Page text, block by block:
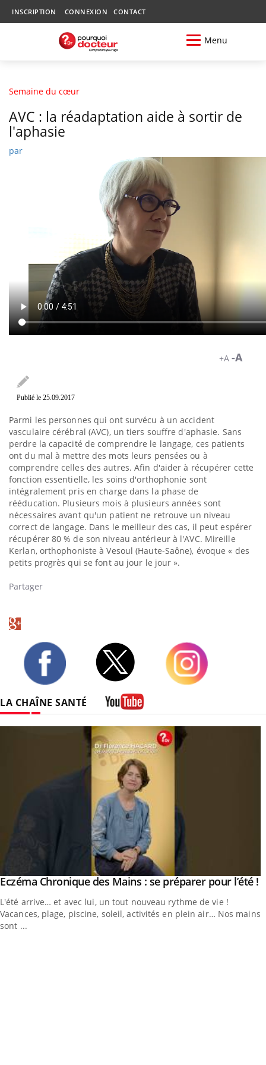
INSCRIPTION CONNEXION CONTACT
Menu
Semaine du cœur
AVC : la réadaptation aide à sortir de
l'aphasie
par
+A -A
Publié le 25.09.2017
Parmi les personnes qui ont survécu à un accident
vasculaire cérébral (AVC), un tiers souffre d'aphasie. Sans
perdre la capacité de comprendre le langage, ces patients
ont du mal à mettre des mots leurs pensées ou à
comprendre celles des autres. Afin d'aider à récupérer cette
fonction essentielle, les soins d'orthophonie sont
intégralement pris en charge dans la phase de
rééducation. Plusieurs mois à plusieurs années sont
nécessaires avant qu'un patient ne retrouve un niveau
correct de langage. Dans le meilleur des cas, il peut espérer
récupérer 80 % de son niveau antérieur à l'AVC. Mireille
Kerlan, orthophoniste à Vesoul (Haute-Saône), évoque « des
petits progrès qui se font au jour le jour ».
Partager
LA CHAÎNE SANTÉ
Youtube
Eczéma Chronique des Mains : se préparer pour l’été !
L'été arrive… et avec lui, un tout nouveau rythme de vie !
Vacances, plage, piscine, soleil, activités en plein air… Nos mains
sont ...